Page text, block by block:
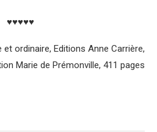
♥♥♥♥♥
ordinaire, Editions Anne Carrière,
Marie de Prémonville, 411 pages